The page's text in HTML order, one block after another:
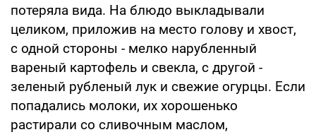
потеряла вида. На блюдо выкладывали
целиком, приложив на место голову и хвост,
с одной стороны - мелко нарубленный
вареный картофель и свекла, с другой -
зеленый рубленый лук и свежие огурцы. Если
попадались молоки, их хорошенько
растирали со сливочным маслом,